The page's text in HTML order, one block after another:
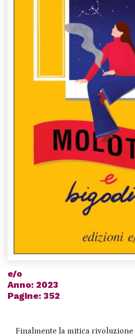
e/o
Anno: 2023
Pagine: 352
Finalmente la mitica rivoluzione